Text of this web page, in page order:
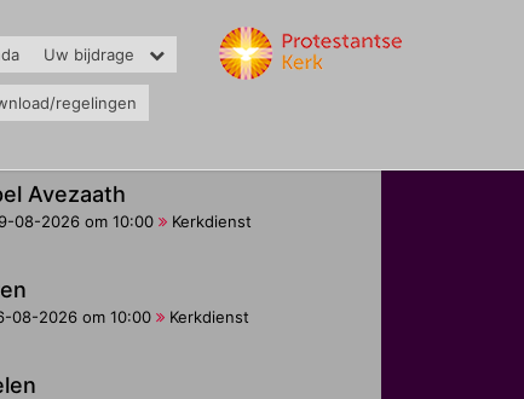
Uw bijdrage
regelingen
Avezaath
08-2026 om 10:00 Kerkdienst
08-2026 om 10:00 Kerkdienst